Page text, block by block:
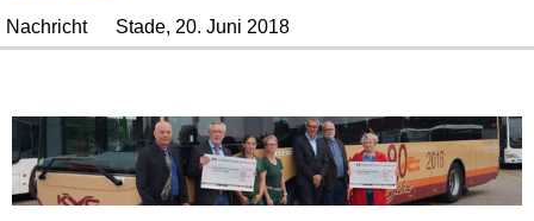
Nachricht Stade, 20. Juni 2018